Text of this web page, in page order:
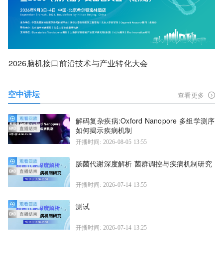
2026脑机接口前沿技术与产业转化大会
空中讲坛 查看更多
解码复杂疾病:Oxford Nanopore 多组学测序
如何揭示疾病机制
开播时间: 2026-08-05 13:55
肠菌代谢深度解析 菌群调控与疾病机制研究
开播时间: 2026-07-14 13:55
测试
开播时间: 2026-07-14 13:25